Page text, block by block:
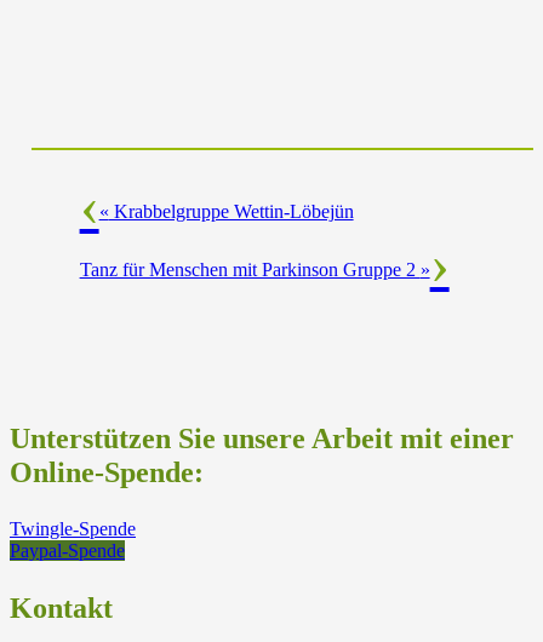
« Krabbelgruppe Wettin-Löbejün
Tanz für Menschen mit Parkinson Gruppe 2 »
Unterstützen Sie unsere Arbeit mit einer
Online-Spende:
Twingle-Spende
Paypal-Spende
Kontakt